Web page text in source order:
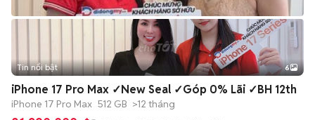
+2
Tin nổi bật 6
iPhone 17 Pro Max ✓New Seal ✓Góp 0% Lãi ✓BH 12th
iPhone 17 Pro Max 512 GB >12 tháng